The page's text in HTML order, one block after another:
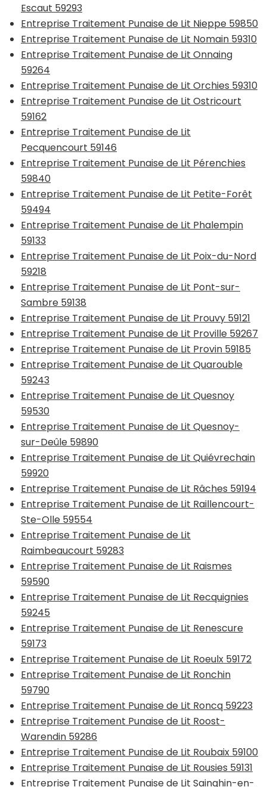
Escaut 59293
Entreprise Traitement Punaise de Lit Nieppe 59850
Entreprise Traitement Punaise de Lit Nomain 59310
Entreprise Traitement Punaise de Lit Onnaing
59264
Entreprise Traitement Punaise de Lit Orchies 59310
Entreprise Traitement Punaise de Lit Ostricourt
59162
Entreprise Traitement Punaise de Lit
Pecquencourt 59146
Entreprise Traitement Punaise de Lit Pérenchies
59840
Entreprise Traitement Punaise de Lit Petite-Forêt
59494
Entreprise Traitement Punaise de Lit Phalempin
59133
Entreprise Traitement Punaise de Lit Poix-du-Nord
59218
Entreprise Traitement Punaise de Lit Pont-sur-
Sambre 59138
Entreprise Traitement Punaise de Lit Prouvy 59121
Entreprise Traitement Punaise de Lit Proville 59267
Entreprise Traitement Punaise de Lit Provin 59185
Entreprise Traitement Punaise de Lit Quarouble
59243
Entreprise Traitement Punaise de Lit Quesnoy
59530
Entreprise Traitement Punaise de Lit Quesnoy-
sur-Deûle 59890
Entreprise Traitement Punaise de Lit Quiévrechain
59920
Entreprise Traitement Punaise de Lit Râches 59194
Entreprise Traitement Punaise de Lit Raillencourt-
Ste-Olle 59554
Entreprise Traitement Punaise de Lit
Raimbeaucourt 59283
Entreprise Traitement Punaise de Lit Raismes
59590
Entreprise Traitement Punaise de Lit Recquignies
59245
Entreprise Traitement Punaise de Lit Renescure
59173
Entreprise Traitement Punaise de Lit Roeulx 59172
Entreprise Traitement Punaise de Lit Ronchin
59790
Entreprise Traitement Punaise de Lit Roncq 59223
Entreprise Traitement Punaise de Lit Roost-
Warendin 59286
Entreprise Traitement Punaise de Lit Roubaix 59100
Entreprise Traitement Punaise de Lit Rousies 59131
Entreprise Traitement Punaise de Lit Sainghin-en-